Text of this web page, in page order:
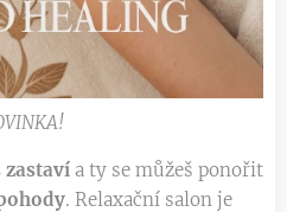
zastaví a ty se můžeš ponořit
. Relaxační salon je